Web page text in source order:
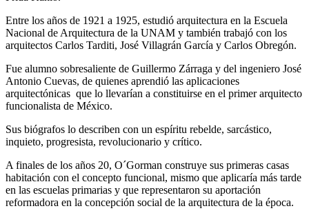
Entre los años de 1921 a 1925, estudió arquitectura en la Escuela
Nacional de Arquitectura de la UNAM y también trabajó con los
arquitectos Carlos Tarditi, José Villagrán García y Carlos Obregón.
Fue alumno sobresaliente de Guillermo Zárraga y del ingeniero José
Antonio Cuevas, de quienes aprendió las aplicaciones
arquitectónicas que lo llevarían a constituirse en el primer arquitecto
funcionalista de México.
Sus biógrafos lo describen con un espíritu rebelde, sarcástico,
inquieto, progresista, revolucionario y crítico.
A finales de los años 20, O´Gorman construye sus primeras casas
habitación con el concepto funcional, mismo que aplicaría más tarde
en las escuelas primarias y que representaron su aportación
reformadora en la concepción social de la arquitectura de la época.